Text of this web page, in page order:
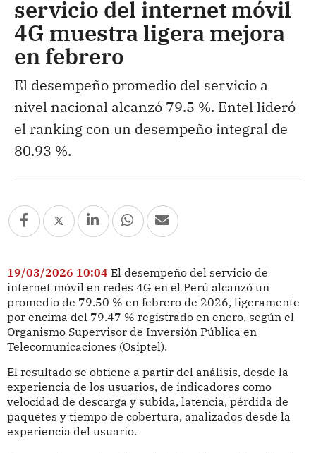
servicio del internet móvil
4G muestra ligera mejora
en febrero
El desempeño promedio del servicio a
nivel nacional alcanzó 79.5 %. Entel lideró
el ranking con un desempeño integral de
80.93 %.
19/03/2026 10:04 El desempeño del servicio de
internet móvil en redes 4G en el Perú alcanzó un
promedio de 79.50 % en febrero de 2026, ligeramente
por encima del 79.47 % registrado en enero, según el
Organismo Supervisor de Inversión Pública en
Telecomunicaciones (Osiptel).
El resultado se obtiene a partir del análisis, desde la
experiencia de los usuarios, de indicadores como
velocidad de descarga y subida, latencia, pérdida de
paquetes y tiempo de cobertura, analizados desde la
experiencia del usuario.